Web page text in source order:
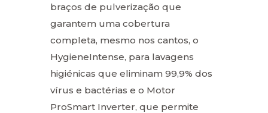
braços de pulverização que
garantem uma cobertura
completa, mesmo nos cantos, o
HygieneIntense, para lavagens
higiénicas que eliminam 99,9% dos
vírus e bactérias e o Motor
ProSmart Inverter, que permite